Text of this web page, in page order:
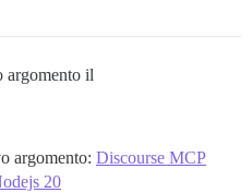
argomento il
argomento: Discourse MCP
20